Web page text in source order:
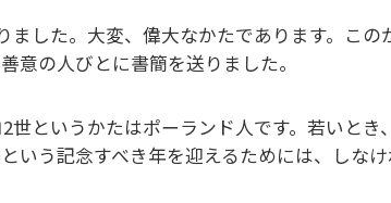
ました。大変、偉大なかたであります。この
意の人びとに書簡を送りました。
世というかたはポーランド人です。若いと
いう記念すべき年を迎えるためには、しな